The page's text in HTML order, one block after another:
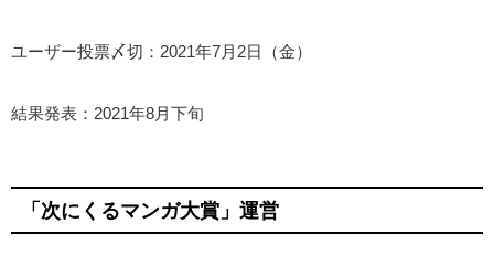
ユーザー投票〆切：2021年7月2日（金）
結果発表：2021年8月下旬
「次にくるマンガ大賞」運営